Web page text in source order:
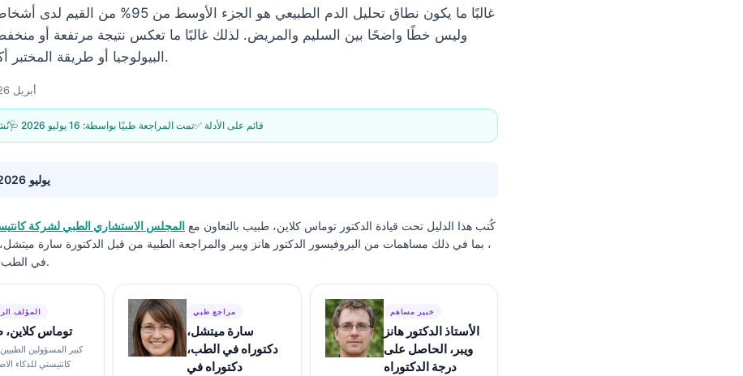
غالبًا ما يكون نطاق تحليل الدم الطبيعي هو الجزء
وليس خطًا واضحًا بين السليم والمريض. لذلك غالبًا ما تعكس نتيجة مرتفعة أو
البيولوجيا أو طريقة المختبر أكثر من كونها مرضًا.
17 أبريل 2026
📝 🩺 تمت المراجعة طبيًا بواسطة: 16 يوليو 2026 ✅ قائم على الأدلة
16 يوليو 2026
كُتب هذا الدليل تحت قيادة الدكتور توماس كلاين، طبيب بالتعاون مع المجلس الاستشاري الطبي لشركة
، بما في ذلك مساهمات من البروفيسور الدكتور هانز ويبر والمراجعة الطبية من قبل الدكتورة سارة
في الطب ودكتوراه في الفلسفة.
المؤلف
توماس
كبير المسؤولين
كانتيستي للذكاء
مراجع طبي
سارة ميتشل،
دكتوراه في الطب،
دكتوراه في
خبير مساهم
الأستاذ الدكتور هانز
ويبر، الحاصل على
درجة الدكتوراه